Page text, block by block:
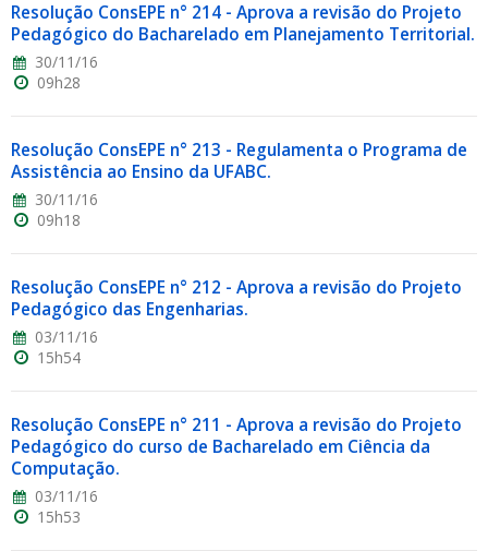
Resolução ConsEPE n° 214 - Aprova a revisão do Projeto
Pedagógico do Bacharelado em Planejamento Territorial.
30/11/16
09h28
Resolução ConsEPE n° 213 - Regulamenta o Programa de
Assistência ao Ensino da UFABC.
30/11/16
09h18
Resolução ConsEPE n° 212 - Aprova a revisão do Projeto
Pedagógico das Engenharias.
03/11/16
15h54
Resolução ConsEPE n° 211 - Aprova a revisão do Projeto
Pedagógico do curso de Bacharelado em Ciência da
Computação.
03/11/16
15h53